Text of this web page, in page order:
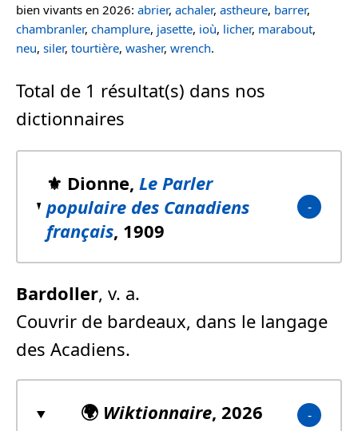
bien vivants en 2026: abrier, achaler, astheure, barrer,
chambranler, champlure, jasette, ioù, licher, marabout,
neu, siler, tourtière, washer, wrench.
Total de 1 résultat(s) dans nos
dictionnaires
⚜️ Dionne, Le Parler
populaire des Canadiens
français, 1909
Bardoller, v. a.
Couvrir de bardeaux, dans le langage
des Acadiens.
🌍 Wiktionnaire, 2026